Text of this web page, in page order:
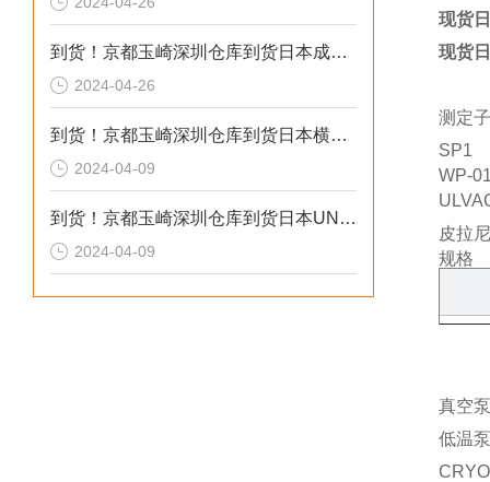
到货！京都玉崎深圳仓库到货日本成茂锻针仪MF2
2024-04-26
到货！京都玉崎深圳仓库到货日本横河 电导率仪传感器 SC8SG-R31-T-305-P1-A
2024-04-09
到货！京都玉崎深圳仓库到货日本UNITTA音波式皮带张力计U-550替换U-508
2024-04-09
现货
现货
测定子
SP1
WP-
皮拉
规格
真空
低温泵